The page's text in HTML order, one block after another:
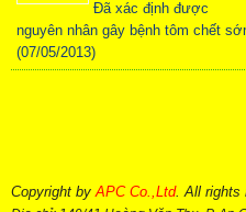
Đã xác định được
nguyên nhân gây bệnh tôm chết
(07/05/2013)
Copyright byAPC Co.,Ltd. All rights